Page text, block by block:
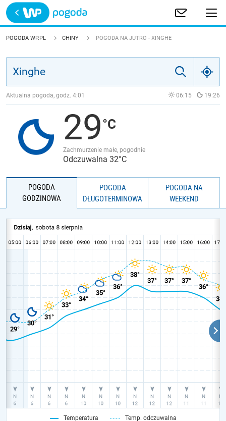
Trwa ładowanie
POLSKA
JAKOŚĆ POWIETRZA
POGODA WP.PL CHINY POGODA NA JUTRO - XINGHE
Aktualna pogoda, godz. 4:01 06:15 19:26
29
Zachmurzenie małe, pogodnie
Odczuwalna 32°C
POGODA
GODZINOWA
POGODA
DŁUGOTERMINOWA
POGODA NA
WEEKEND
Temperatura Temp. odczuwalna